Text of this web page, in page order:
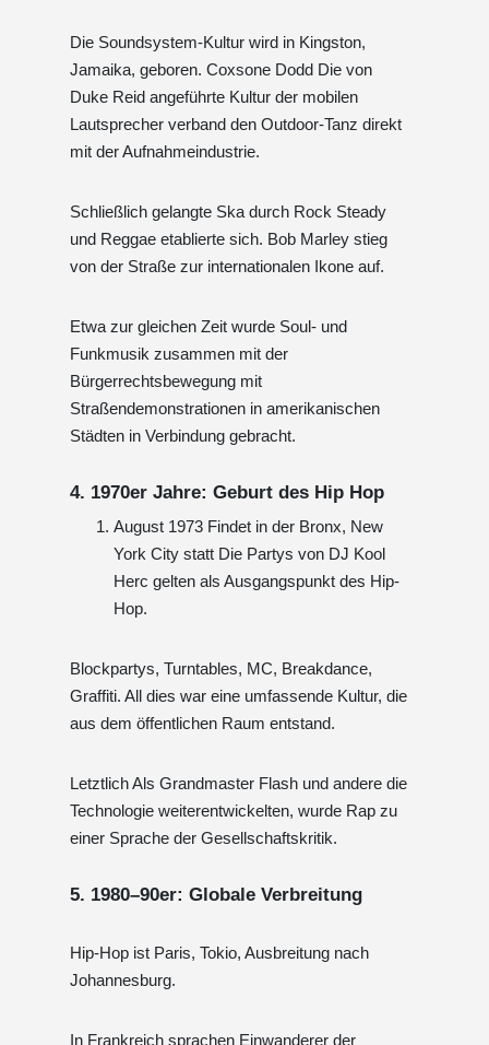
Die Soundsystem-Kultur wird in Kingston,
Jamaika, geboren. Coxsone Dodd Die von
Duke Reid angeführte Kultur der mobilen
Lautsprecher verband den Outdoor-Tanz direkt
mit der Aufnahmeindustrie.
Schließlich gelangte Ska durch Rock Steady
und Reggae etablierte sich. Bob Marley stieg
von der Straße zur internationalen Ikone auf.
Etwa zur gleichen Zeit wurde Soul- und
Funkmusik zusammen mit der
Bürgerrechtsbewegung mit
Straßendemonstrationen in amerikanischen
Städten in Verbindung gebracht.
4. 1970er Jahre: Geburt des Hip Hop
August 1973 Findet in der Bronx, New
York City statt Die Partys von DJ Kool
Herc gelten als Ausgangspunkt des Hip-
Hop.
Blockpartys, Turntables, MC, Breakdance,
Graffiti. All dies war eine umfassende Kultur, die
aus dem öffentlichen Raum entstand.
Letztlich Als Grandmaster Flash und andere die
Technologie weiterentwickelten, wurde Rap zu
einer Sprache der Gesellschaftskritik.
5. 1980–90er: Globale Verbreitung
Hip-Hop ist Paris, Tokio, Ausbreitung nach
Johannesburg.
In Frankreich sprachen Einwanderer der